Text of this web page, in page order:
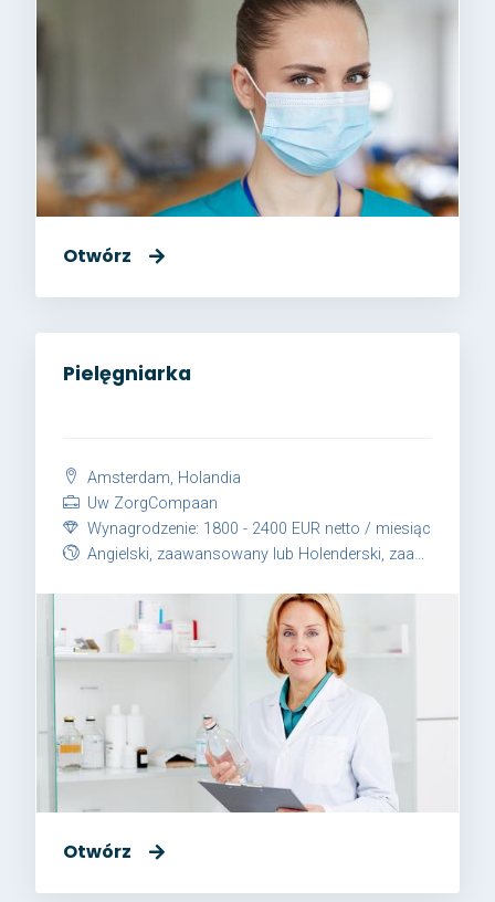
Otwórz
Pielęgniarka
Amsterdam, Holandia
Uw ZorgCompaan
Wynagrodzenie: 1800 - 2400 EUR netto / miesiąc
Angielski, zaawansowany lub Holenderski, zaawansowany
Otwórz